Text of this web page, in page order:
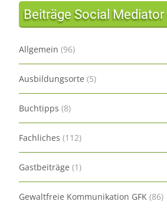
Beiträge Social Mediator
Allgemein (96)
Ausbildungsorte (5)
Buchtipps (8)
Fachliches (112)
Gastbeiträge (1)
Gewaltfreie Kommunikation GFK (86)